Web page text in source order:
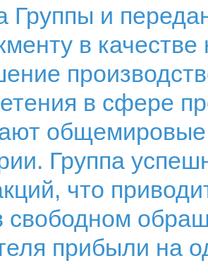
Группы и
в качестве
в сфере
общемировые
Группа
что
свободном
прибыли на